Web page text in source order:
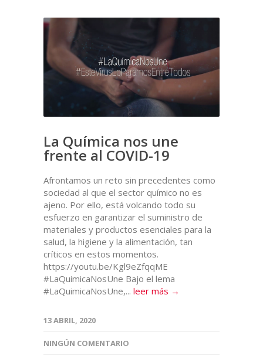
La Química nos une
frente al COVID-19
Afrontamos un reto sin precedentes como
sociedad al que el sector químico no es
ajeno. Por ello, está volcando todo su
esfuerzo en garantizar el suministro de
materiales y productos esenciales para la
salud, la higiene y la alimentación, tan
críticos en estos momentos.
https://youtu.be/Kgl9eZfqqME
#LaQuimicaNosUne Bajo el lema
#LaQuimicaNosUne,... leer más →
13 ABRIL, 2020
NINGÚN COMENTARIO